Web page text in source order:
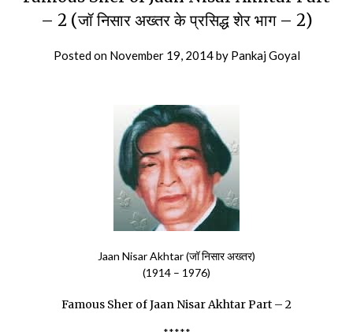
– 2 (जॉ निसार अख्तर के प्रसिद्ध शेर भाग – 2)
Posted on November 19, 2014by Pankaj Goyal
Jaan Nisar Akhtar (जॉ निसार अख्तर)
(1914 – 1976)
Famous Sher of Jaan Nisar Akhtar Part – 2